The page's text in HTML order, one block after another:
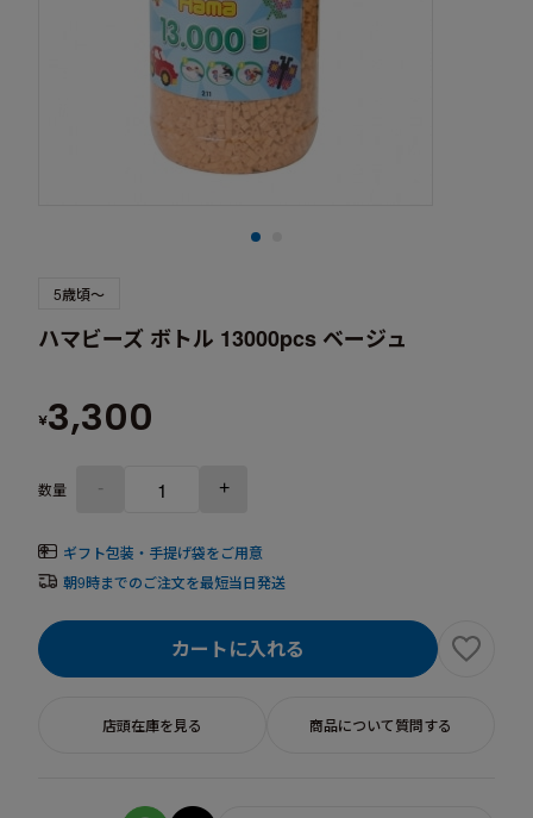
5歳頃～
ハマビーズ ボトル 13000pcs ベージュ
¥3,300
数量 - +
ギフト包装・手提げ袋をご用意
朝9時までのご注文を最短当日発送
カートに入れる
店頭在庫を見る 商品について質問する